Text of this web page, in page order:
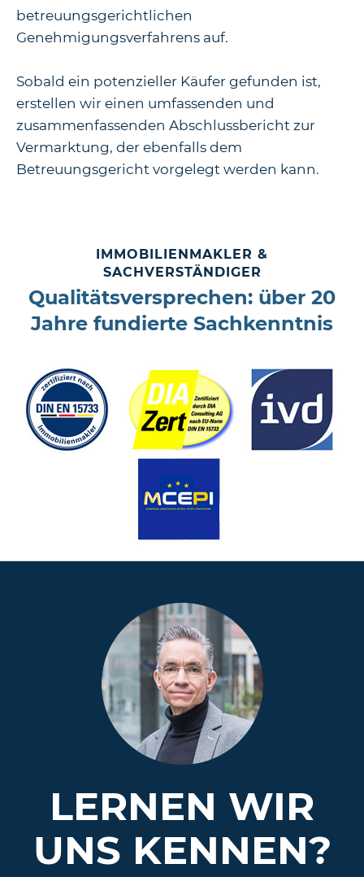
betreuungsgerichtlichen
Genehmigungsverfahrens auf.
Sobald ein potenzieller Käufer gefunden ist,
erstellen wir einen umfassenden und
zusammenfassenden Abschlussbericht zur
Vermarktung, der ebenfalls dem
Betreuungsgericht vorgelegt werden kann.
IMMOBILIENMAKLER &
SACHVERSTÄNDIGER
Qualitätsversprechen: über 20
Jahre fundierte Sachkenntnis
LERNEN WIR
UNS KENNEN?